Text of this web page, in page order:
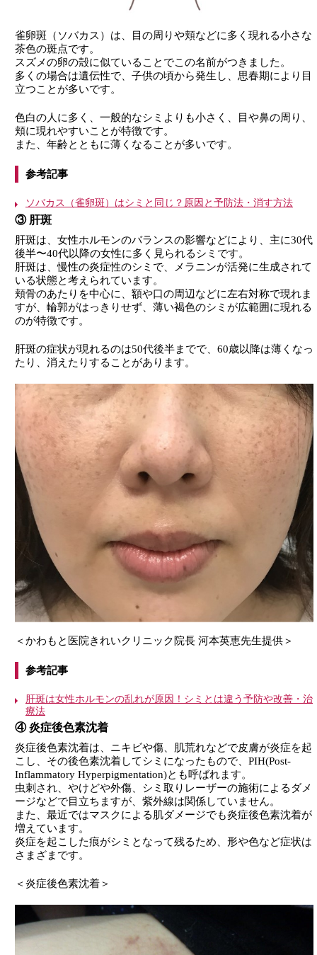
雀卵斑（ソバカス）は、目の周りや頬などに多く現れる小さな
茶色の斑点です。
スズメの卵の殻に似ていることでこの名前がつきました。
多くの場合は遺伝性で、子供の頃から発生し、思春期により目
立つことが多いです。
色白の人に多く、一般的なシミよりも小さく、目や鼻の周り、
頬に現れやすいことが特徴です。
また、年齢とともに薄くなることが多いです。
参考記事
ソバカス（雀卵斑）はシミと同じ？原因と予防法・消す方法
③ 肝斑
肝斑は、女性ホルモンのバランスの影響などにより、主に30代
後半〜40代以降の女性に多く見られるシミです。
肝斑は、慢性の炎症性のシミで、メラニンが活発に生成されて
いる状態と考えられています。
頬骨のあたりを中心に、額や口の周辺などに左右対称で現れま
すが、輪郭がはっきりせず、薄い褐色のシミが広範囲に現れる
のが特徴です。
肝斑の症状が現れるのは50代後半までで、60歳以降は薄くなっ
たり、消えたりすることがあります。
＜かわもと医院きれいクリニック院長 河本英恵先生提供＞
参考記事
肝斑は女性ホルモンの乱れが原因！シミとは違う予防や改善・治
療法
④ 炎症後色素沈着
炎症後色素沈着は、ニキビや傷、肌荒れなどで皮膚が炎症を起
こし、その後色素沈着してシミになったもので、PIH(Post-
Inflammatory Hyperpigmentation)とも呼ばれます。
虫刺され、やけどや外傷、シミ取りレーザーの施術によるダメ
ージなどで目立ちますが、紫外線は関係していません。
また、最近ではマスクによる肌ダメージでも炎症後色素沈着が
増えています。
炎症を起こした痕がシミとなって残るため、形や色など症状は
さまざまです。
＜炎症後色素沈着＞